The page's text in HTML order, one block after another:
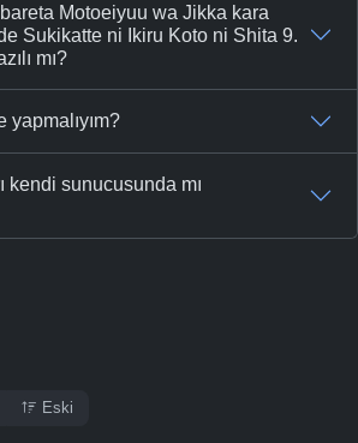
Motoeiyuu wa Jikka kara
Sukikatte ni Ikiru Koto ni Shita 9.
mı?
yapmalıyım?
kendi sunucusunda mı
Eski